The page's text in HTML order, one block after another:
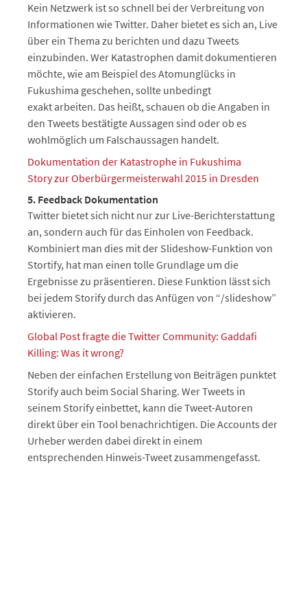
Kein Netzwerk ist so schnell bei der Verbreitung von
Informationen wie Twitter. Daher bietet es sich an, Live
über ein Thema zu berichten und dazu Tweets
einzubinden. Wer Katastrophen damit dokumentieren
möchte, wie am Beispiel des Atomunglücks in
Fukushima geschehen, sollte unbedingt
exakt arbeiten. Das heißt, schauen ob die Angaben in
den Tweets bestätigte Aussagen sind oder ob es
wohlmöglich um Falschaussagen handelt.
Dokumentation der Katastrophe in Fukushima
Story zur Oberbürgermeisterwahl 2015 in Dresden
5. Feedback Dokumentation
Twitter bietet sich nicht nur zur Live-Berichterstattung
an, sondern auch für das Einholen von Feedback.
Kombiniert man dies mit der Slideshow-Funktion von
Stortify, hat man einen tolle Grundlage um die
Ergebnisse zu präsentieren. Diese Funktion lässt sich
bei jedem Storify durch das Anfügen von “/slideshow”
aktivieren.
Global Post fragte die Twitter Community: Gaddafi
Killing: Was it wrong?
Neben der einfachen Erstellung von Beiträgen punktet
Storify auch beim Social Sharing. Wer Tweets in
seinem Storify einbettet, kann die Tweet-Autoren
direkt über ein Tool benachrichtigen. Die Accounts der
Urheber werden dabei direkt in einem
entsprechenden Hinweis-Tweet zusammengefasst.